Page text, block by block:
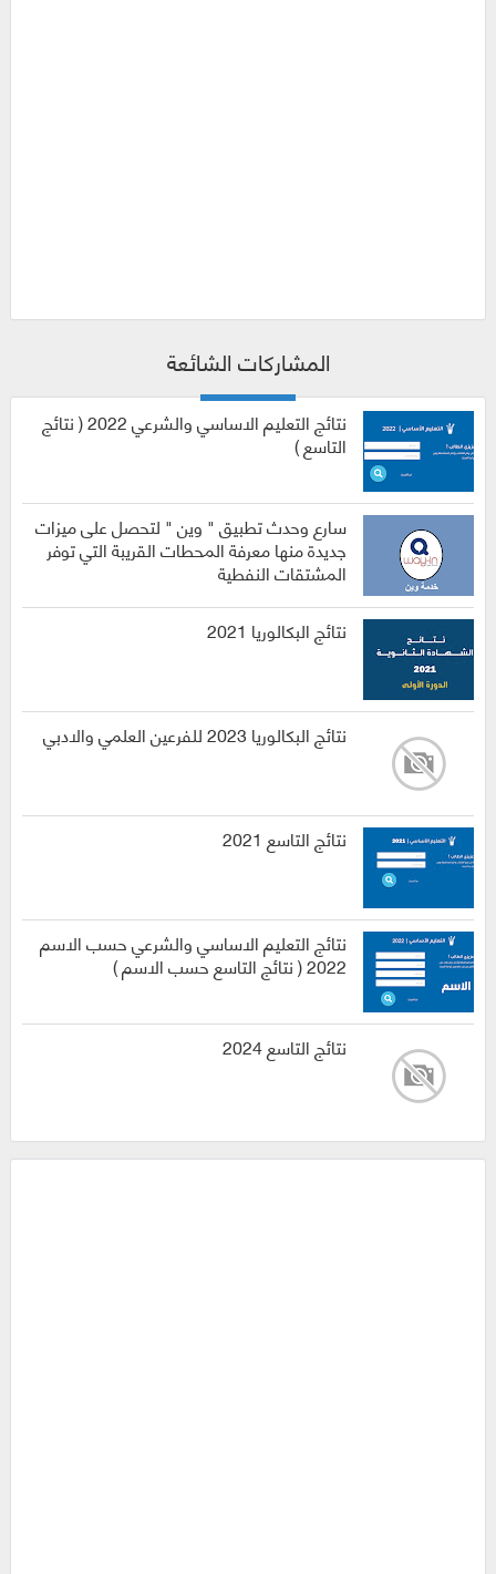
المشاركات الشائعة
نتائج التعليم الاساسي والشرعي 2022 ( نتائج
التاسع )
سارع وحدث تطبيق " وين " لتحصل على ميزات
جديدة منها معرفة المحطات القريبة التي توفر
المشتقات النفطية
نتائج البكالوريا 2021
نتائج البكالوريا 2023 للفرعين العلمي والادبي
نتائج التاسع 2021
نتائج التعليم الاساسي والشرعي حسب الاسم
2022 ( نتائج التاسع حسب الاسم )
نتائج التاسع 2024